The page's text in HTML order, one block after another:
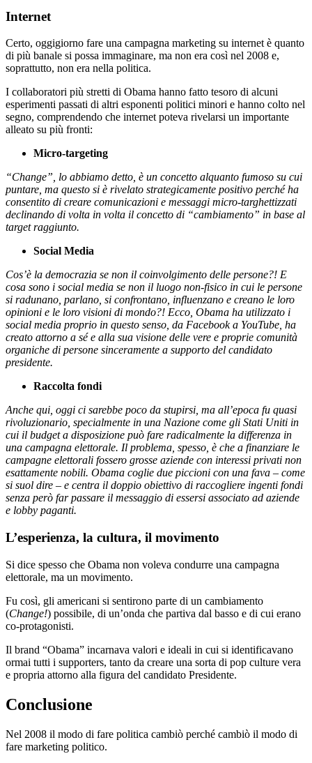
Internet
Certo, oggigiorno fare una campagna marketing su internet è quanto
di più banale si possa immaginare, ma non era così nel 2008 e,
soprattutto, non era nella politica.
I collaboratori più stretti di Obama hanno fatto tesoro di alcuni
esperimenti passati di altri esponenti politici minori e hanno colto nel
segno, comprendendo che internet poteva rivelarsi un importante
alleato su più fronti:
Micro-targeting
“Change”, lo abbiamo detto, è un concetto alquanto fumoso su cui
puntare, ma questo si è rivelato strategicamente positivo perché ha
consentito di creare comunicazioni e messaggi micro-targhettizzati
declinando di volta in volta il concetto di “cambiamento” in base al
target raggiunto.
Social Media
Cos’è la democrazia se non il coinvolgimento delle persone?! E
cosa sono i social media se non il luogo non-fisico in cui le persone
si radunano, parlano, si confrontano, influenzano e creano le loro
opinioni e le loro visioni di mondo?! Ecco, Obama ha utilizzato i
social media proprio in questo senso, da Facebook a YouTube, ha
creato attorno a sé e alla sua visione delle vere e proprie comunità
organiche di persone sinceramente a supporto del candidato
presidente.
Raccolta fondi
Anche qui, oggi ci sarebbe poco da stupirsi, ma all’epoca fu quasi
rivoluzionario, specialmente in una Nazione come gli Stati Uniti in
cui il budget a disposizione può fare radicalmente la differenza in
una campagna elettorale. Il problema, spesso, è che a finanziare le
campagne elettorali fossero grosse aziende con interessi privati non
esattamente nobili. Obama coglie due piccioni con una fava – come
si suol dire – e centra il doppio obiettivo di raccogliere ingenti fondi
senza però far passare il messaggio di essersi associato ad aziende
e lobby paganti.
L’esperienza, la cultura, il movimento
Si dice spesso che Obama non voleva condurre una campagna
elettorale, ma un movimento.
Fu così, gli americani si sentirono parte di un cambiamento
(Change!) possibile, di un’onda che partiva dal basso e di cui erano
co-protagonisti.
Il brand “Obama” incarnava valori e ideali in cui si identificavano
ormai tutti i supporters, tanto da creare una sorta di pop culture vera
e propria attorno alla figura del candidato Presidente.
Conclusione
Nel 2008 il modo di fare politica cambiò perché cambiò il modo di
fare marketing politico.